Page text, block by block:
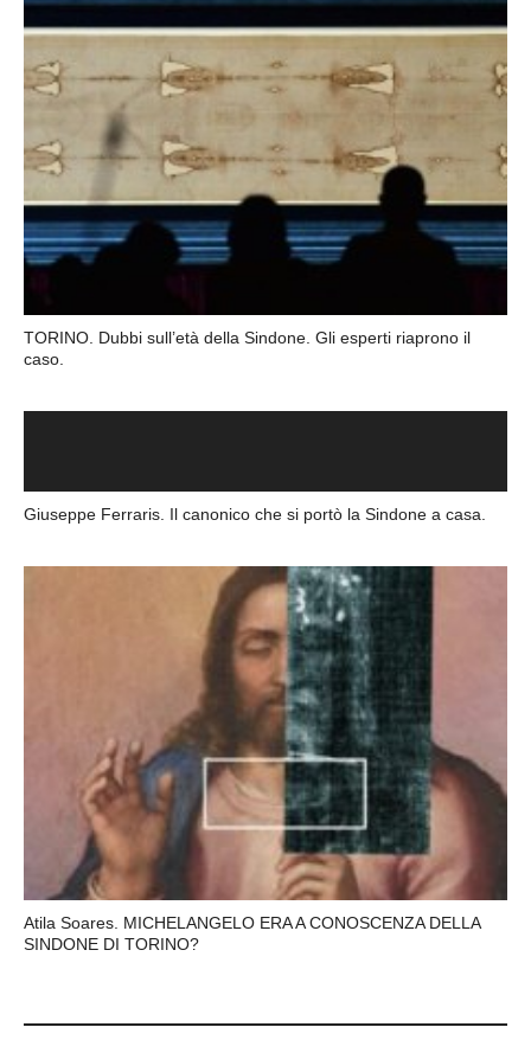
TORINO. Dubbi sull’età della Sindone. Gli esperti riaprono il
caso.
Giuseppe Ferraris. Il canonico che si portò la Sindone a casa.
Atila Soares. MICHELANGELO ERA A CONOSCENZA DELLA
SINDONE DI TORINO?